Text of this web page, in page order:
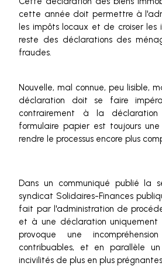
cette année doit permettre à
les impôts locaux et de croiser les
reste des déclarations des
fraudes.
Nouvelle, mal connue, peu lisible,
déclaration doit se faire
contrairement à la
formulaire papier est toujours
rendre le processus encore plus
Dans un communiqué publié la
syndicat Solidaires-Finances
fait par l'administration de
et à une déclaration uniquement
provoque une
contribuables, et en parallèle
incivilités de plus en plus